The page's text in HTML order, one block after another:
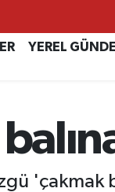
YEREL
'çakmak